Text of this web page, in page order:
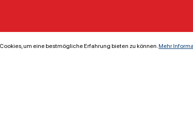
um eine bestmögliche Erfahrung bieten zu können.Mehr